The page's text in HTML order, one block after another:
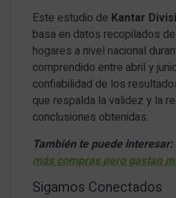
Este estudio de Kantar
basa en datos recopilados
hogares a nivel nacional
comprendido entre abril y
confiabilidad de los
que respalda la validez y la
conclusiones obtenidas.
También te puede interesar:
más compras pero gastan
Sigamos Conectados